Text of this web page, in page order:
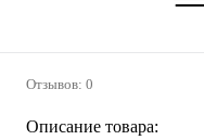
Отзывов: 0
Описание товара: